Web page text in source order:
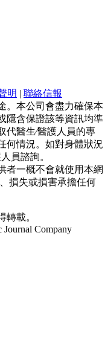
明 | 聯絡信報
。本公司會盡力確保本
隱含保證該等資訊均準
代醫生∕醫護人員的專
何情況。如對身體狀況
員諮詢。
者一概不會就使用本網
損失或損害承擔任何
轉載。
Company